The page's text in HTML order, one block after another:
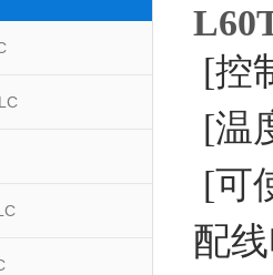
[控
[温
[可
配